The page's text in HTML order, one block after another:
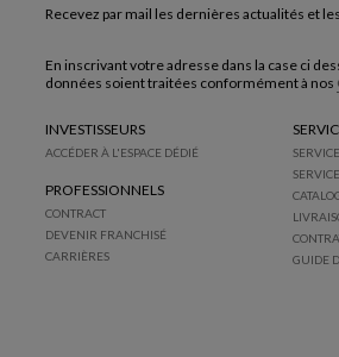
Recevez par mail les dernières actualités et
En inscrivant votre adresse dans la case ci
données soient traitées conformément à nos
INVESTISSEURS
ACCÉDER À L'ESPACE DÉDIÉ
PROFESSIONNELS
CONTRACT
DEVENIR FRANCHISÉ
CARRIÈRES
GUIDE